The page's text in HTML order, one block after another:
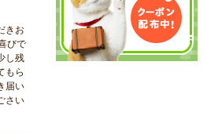
きお
びで
し残
もら
届い
さい